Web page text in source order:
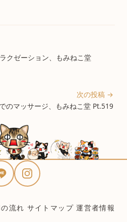
クゼーション、もみねこ堂
次の投稿 →
のマッサージ、もみねこ堂 Pt.519
流れ サイトマップ 運営者情報